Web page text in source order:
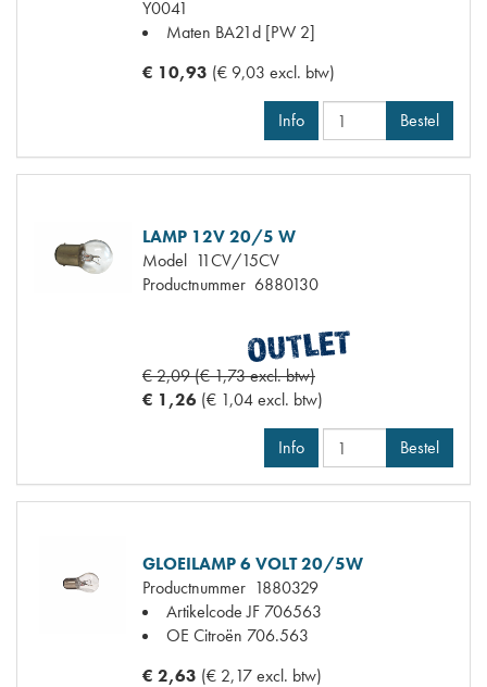
Y0041
Maten BA21d [PW 2]
€ 10,93 (€ 9,03 excl. btw)
Info Bestel
LAMP 12V 20/5 W
Model 11CV/15CV
Productnummer 6880130
€ 2,09 (€ 1,73 excl. btw)
€ 1,26 (€ 1,04 excl. btw)
Info Bestel
GLOEILAMP 6 VOLT 20/5W
Productnummer 1880329
Artikelcode JF 706563
OE Citroën 706.563
€ 2,63 (€ 2,17 excl. btw)